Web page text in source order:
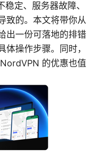
定、服务器故障、
致的。本文将带你从
出一份可落地的排错
操作步骤。同时，
的优惠也值